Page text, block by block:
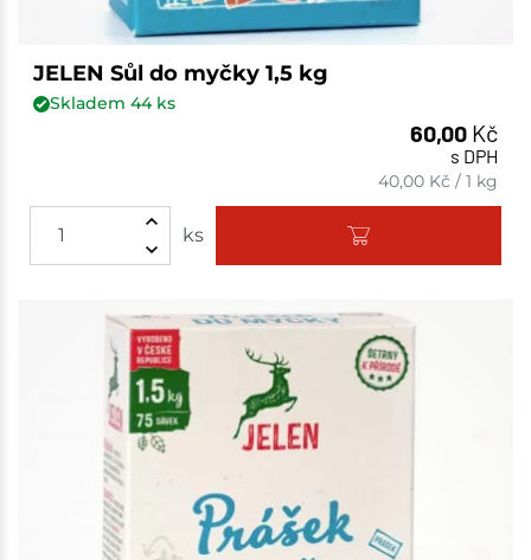
JELEN Sůl do myčky 1,5 kg
Skladem 44ks
60,00 Kč
s DPH
40,00 Kč /1 kg
ks